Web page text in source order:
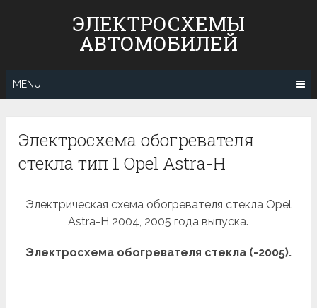
ЭЛЕКТРОСХЕМЫ
АВТОМОБИЛЕЙ
MENU
Электросхема обогревателя
стекла тип 1 Opel Astra-H
Электрическая схема обогревателя стекла Opel
Astra-H 2004, 2005 года выпуска.
Электросхема обогревателя стекла (-2005).